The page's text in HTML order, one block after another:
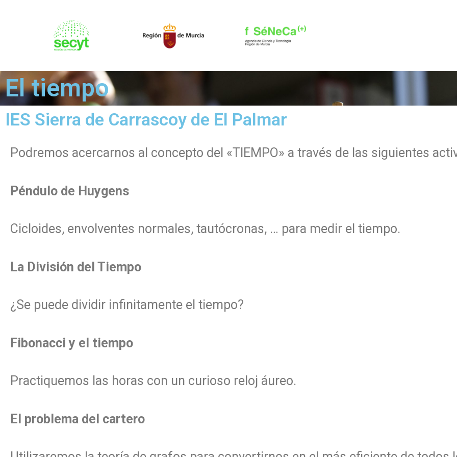
El tiempo
IES Sierra de Carrascoy de El Palmar
Podremos acercarnos al concepto del «TIEMPO» a través de las siguientes
Péndulo de Huygens
Cicloides, envolventes normales, tautócronas, … para medir el tiempo.
La División del Tiempo
¿Se puede dividir infinitamente el tiempo?
Fibonacci y el tiempo
Practiquemos las horas con un curioso reloj áureo.
El problema del cartero